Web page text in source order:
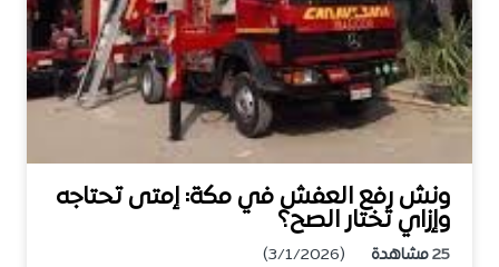
ونش رفع العفش في مكة: إمتى تحتاجه
وإزاي تختار الصح؟
25مشاهدة
(3/1/2026)